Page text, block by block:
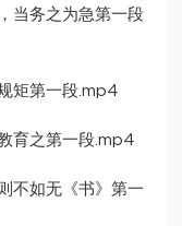
当务之为急第一段
矩第一段.mp4
育之第一段.mp4
不如无《书》第一